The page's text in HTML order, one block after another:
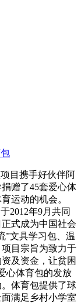
目携手好伙伴阿
赠了45套爱心体
运动的机会。
2012年9月共同
式成为中国社会
”文具学习包、温
目宗旨为致力于
及资金，让贫困
心体育包的发放
体育包提供了球
满足乡村小学室